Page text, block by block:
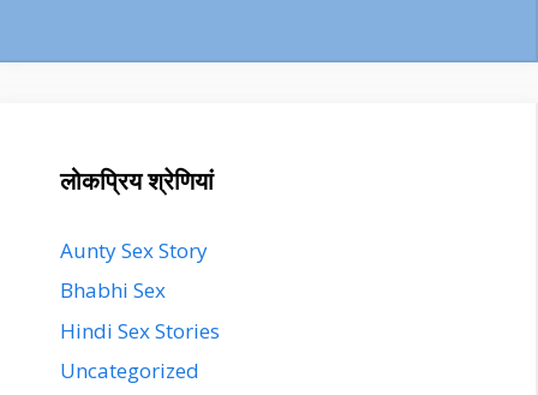
लोकप्रिय श्रेणियां
Aunty Sex Story
Bhabhi Sex
Hindi Sex Stories
Uncategorized